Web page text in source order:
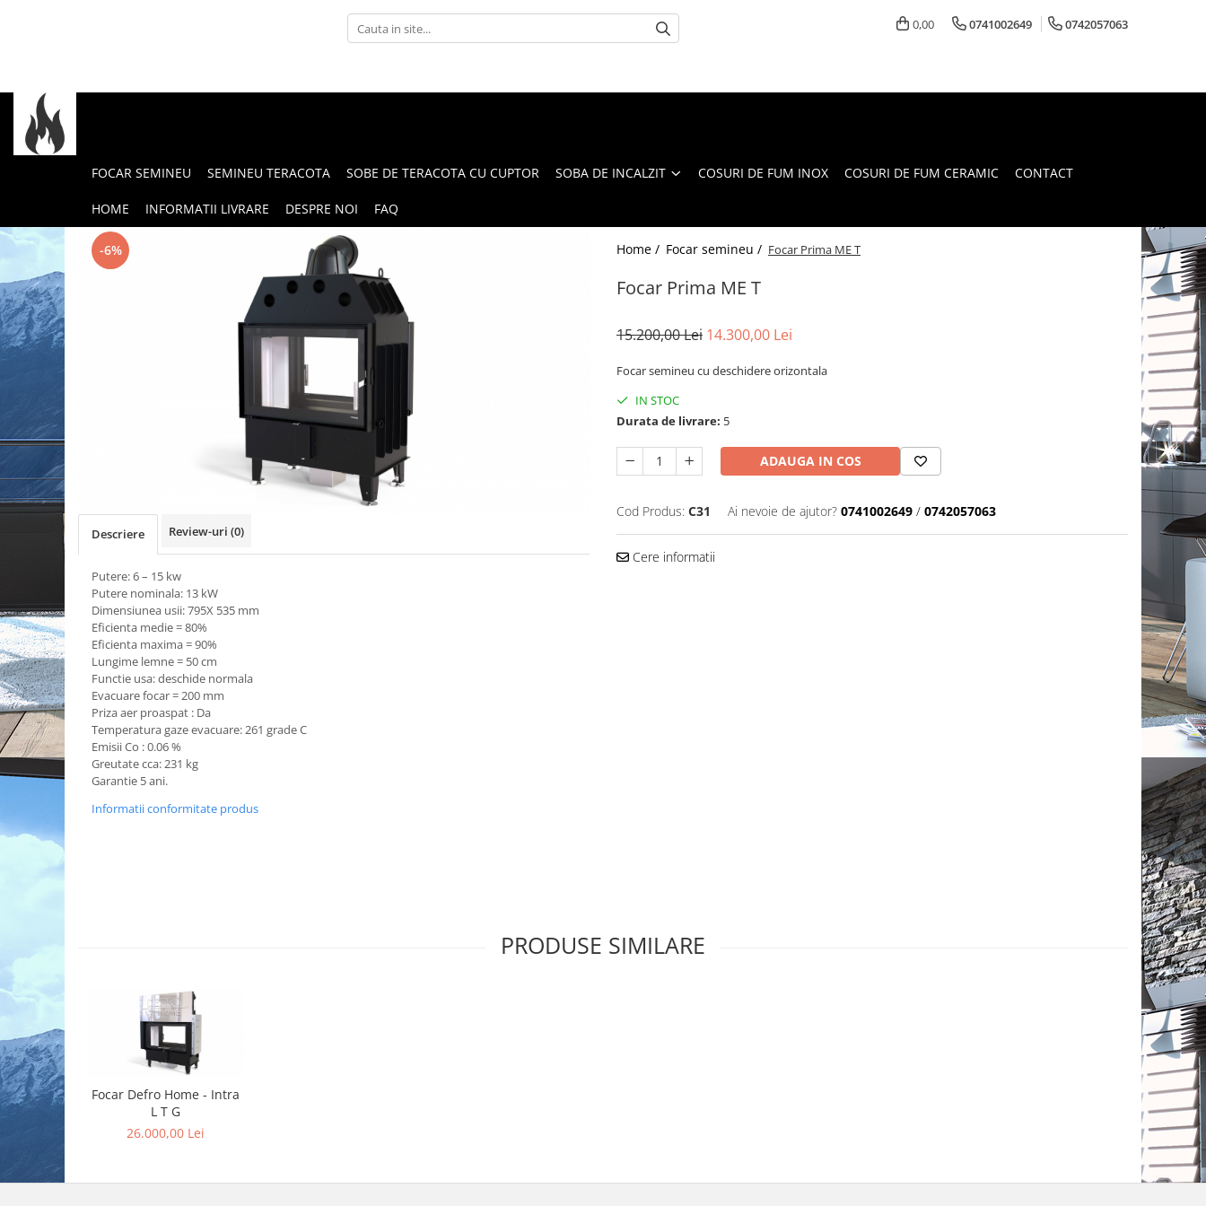
Soba de incalzit cu marmura
Soba de incalzit cu plita
0,00 0741002649 0742057063
FOCAR SEMINEU SEMINEU TERACOTA SOBE DE TERACOTA CU CUPTOR SOBA DE INCALZIT COSURI DE FUM INOX COSURI DE FUM CERAMIC CONTACT
HOME INFORMATII LIVRARE DESPRE NOI FAQ
Home / Focar semineu / Focar Prima ME T
Focar Prima ME T
-6%
15.200,00 Lei 14.300,00 Lei
Focar semineu cu deschidere orizontala
IN STOC
Durata de livrare: 5
ADAUGA IN COS
Cod Produs: C31 Ai nevoie de ajutor? 0741002649 / 0742057063
Cere informatii
Descriere Review-uri (0)
Putere: 6 – 15 kw
Putere nominala: 13 kW
Dimensiunea usii: 795X 535 mm
Eficienta medie = 80%
Eficienta maxima = 90%
Lungime lemne = 50 cm
Functie usa: deschide normala
Evacuare focar = 200 mm
Priza aer proaspat : Da
Temperatura gaze evacuare: 261 grade C
Emisii Co : 0.06 %
Greutate cca: 231 kg
Garantie 5 ani.
Informatii conformitate produs
PRODUSE SIMILARE
Focar Defro Home - Intra
L T G
26.000,00 Lei